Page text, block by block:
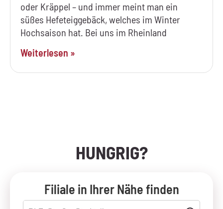
oder Kräppel – und immer meint man ein
süßes Hefeteiggebäck, welches im Winter
Hochsaison hat. Bei uns im Rheinland
Weiterlesen »
HUNGRIG?
Filiale in Ihrer Nähe finden